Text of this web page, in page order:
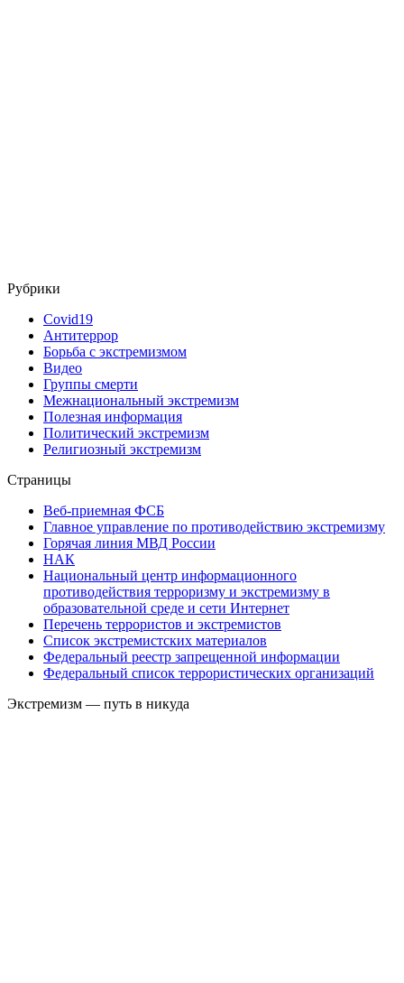
Рубрики
Covid19
Антитеррор
Борьба с экстремизмом
Видео
Группы смерти
Межнациональный экстремизм
Полезная информация
Политический экстремизм
Религиозный экстремизм
Страницы
Веб-приемная ФСБ
Главное управление по противодействию экстремизму
Горячая линия МВД России
НАК
Национальный центр информационного
противодействия терроризму и экстремизму в
образовательной среде и сети Интернет
Перечень террористов и экстремистов
Список экстремистских материалов
Федеральный реестр запрещенной информации
Федеральный список террористических организаций
Экстремизм — путь в никуда